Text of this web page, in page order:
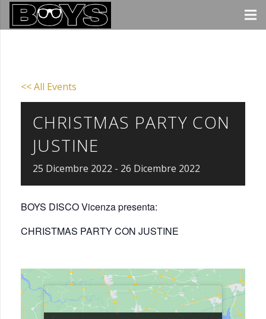
<< All Events
CHRISTMAS PARTY CON
JUSTINE
25 Dicembre 2022 - 26 Dicembre 2022
BOYS DISCO Vicenza presenta:
CHRISTMAS PARTY CON JUSTINE